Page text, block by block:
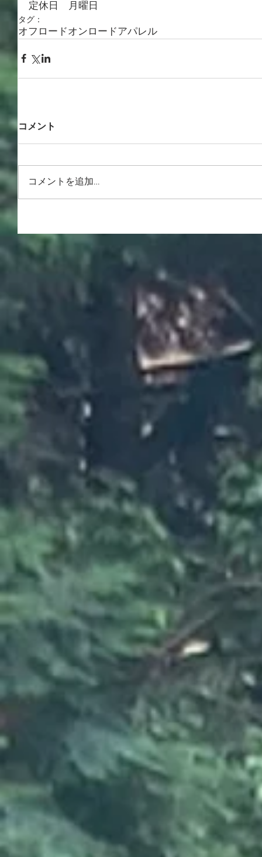
定休日　月曜日
タグ：
オフロードオンロードアパレル
コメント
コメントを追加…